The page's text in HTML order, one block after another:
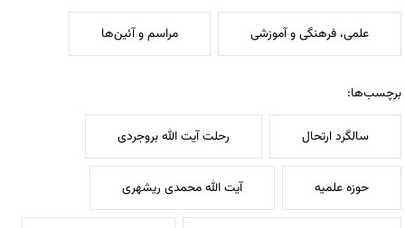
علمی، فرهنگی و آموزشی مراسم و آئین‌ها
برچسب‌ها:
سالگرد ارتحال رحلت آیت الله بروجردی
حوزه علمیه آیت الله محمدی ریشهری